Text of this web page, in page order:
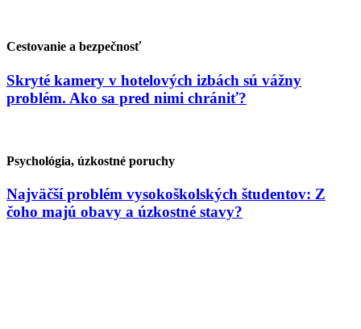
Cestovanie a bezpečnosť
Skryté kamery v hotelových izbách sú vážny
problém. Ako sa pred nimi chrániť?
Psychológia, úzkostné poruchy
Najväčší problém vysokoškolských študentov: Z
čoho majú obavy a úzkostné stavy?